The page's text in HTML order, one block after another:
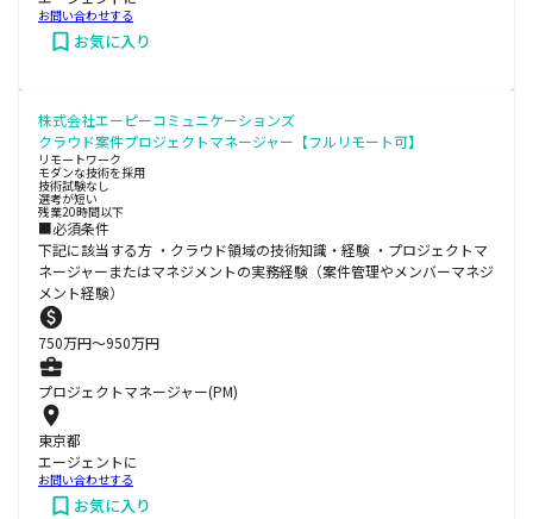
お問い合わせする
お気に入り
株式会社エーピーコミュニケーションズ
クラウド案件プロジェクトマネージャー【フルリモート可】
リモートワーク
モダンな技術を採用
技術試験なし
選考が短い
残業20時間以下
■必須条件
下記に該当する方 ・クラウド領域の技術知識・経験 ・プロジェクトマ
ネージャーまたはマネジメントの実務経験（案件管理やメンバーマネジ
メント経験）
750万円〜950万円
プロジェクトマネージャー(PM)
東京都
エージェントに
お問い合わせする
お気に入り